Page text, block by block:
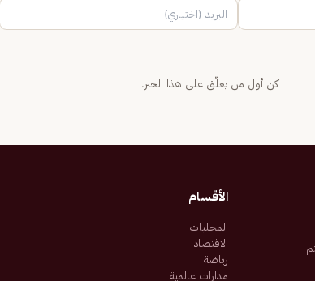
كن أول من يعلّق على هذا الخبر.
2007م تهتم
الأقسام
المحليات
الاقتصاد
رياضة
مدارات عالمية